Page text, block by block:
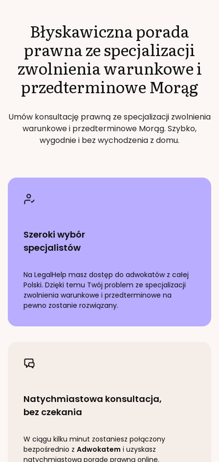
Błyskawiczna porada
prawna ze specjalizacji
zwolnienia warunkowe i
przedterminoweMorąg
Umów konsultację prawną ze specjalizacji zwolnienia
warunkowe i przedterminowe Morąg. Szybko,
wygodnie i bez wychodzenia z domu.
Szeroki wybór
specjalistów
Na LegalHelp masz dostęp do adwokatów z całej
Polski. Dzięki temu Twój problem ze specjalizacji
zwolnienia warunkowe i przedterminowe na
pewno zostanie rozwiązany.
Natychmiastowa konsultacja,
bez czekania
W ciągu kilku minut zostaniesz połączony
bezpośrednio z Adwokatem i uzyskasz
natychmiastową poradę prawną online.